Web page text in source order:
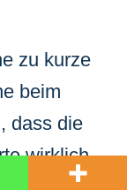
zu kurze
beim
dass die
wirklich